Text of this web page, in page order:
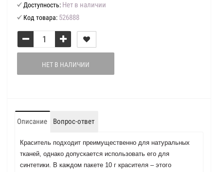
Доступность: Нет в наличии
Код товара: 526888
НЕТ В НАЛИЧИИ
Описание Вопрос-ответ
Краситель подходит преимущественно для натуральных
тканей, однако допускается использовать его для
синтетики. В каждом пакете 10 г красителя – этого